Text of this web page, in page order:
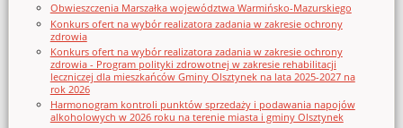
Obwieszczenia Marszałka województwa Warmińsko-Mazurskiego
Konkurs ofert na wybór realizatora zadania w zakresie ochrony
zdrowia
Konkurs ofert na wybór realizatora zadania w zakresie ochrony
zdrowia - Program polityki zdrowotnej w zakresie rehabilitacji
leczniczej dla mieszkańców Gminy Olsztynek na lata 2025-2027 na
rok 2026
Harmonogram kontroli punktów sprzedaży i podawania napojów
alkoholowych w 2026 roku na terenie miasta i gminy Olsztynek